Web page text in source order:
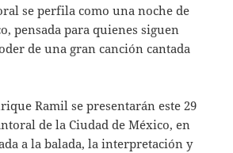
se perfila como una noche de
pensada para quienes siguen
de una gran canción cantada
Ramil se presentarán este 29
de la Ciudad de México, en
a la balada, la interpretación y